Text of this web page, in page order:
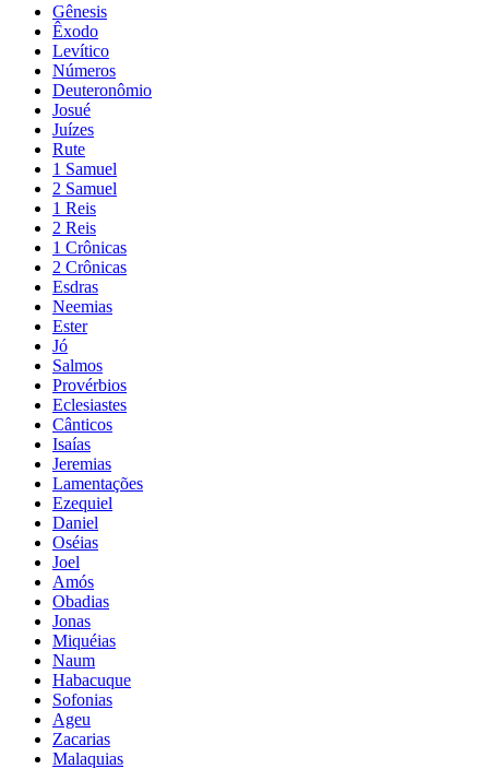
Gênesis
Êxodo
Levítico
Números
Deuteronômio
Josué
Juízes
Rute
1 Samuel
2 Samuel
1 Reis
2 Reis
1 Crônicas
2 Crônicas
Esdras
Neemias
Ester
Jó
Salmos
Provérbios
Eclesiastes
Cânticos
Isaías
Jeremias
Lamentações
Ezequiel
Daniel
Oséias
Joel
Amós
Obadias
Jonas
Miquéias
Naum
Habacuque
Sofonias
Ageu
Zacarias
Malaquias